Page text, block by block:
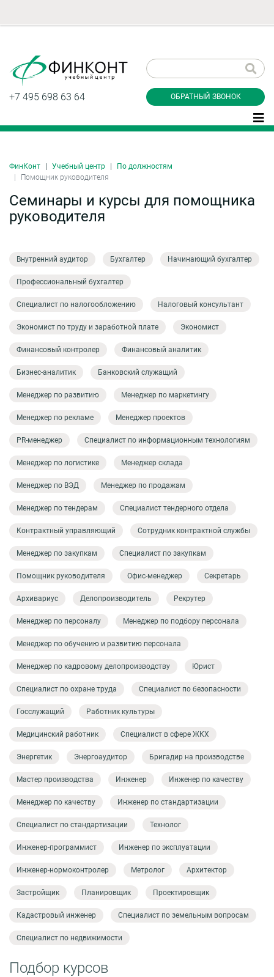
+7 495 698 63 64 ОБРАТНЫЙ ЗВОНОК
ФинКонт Учебный центр
По должностям
Помощник руководителя
Семинары и курсы для помощника
руководителя
Внутренний аудитор Бухгалтер Начинающий бухгалтер
Профессиональный бухгалтер
Специалист по налогообложению Налоговый консультант
Экономист по труду и заработной плате Экономист
Финансовый контролер Финансовый аналитик
Бизнес-аналитик Банковский служащий
Менеджер по развитию Менеджер по маркетингу
Менеджер по рекламе Менеджер проектов
PR-менеджер Специалист по информационным технологиям
Менеджер по логистике Менеджер склада
Менеджер по ВЭД Менеджер по продажам
Менеджер по тендерам Специалист тендерного отдела
Контрактный управляющий Сотрудник контрактной службы
Менеджер по закупкам Специалист по закупкам
Помощник руководителя Офис-менеджер Секретарь
Архивариус Делопроизводитель Рекрутер
Менеджер по персоналу Менеджер по подбору персонала
Менеджер по обучению и развитию персонала
Менеджер по кадровому делопроизводству Юрист
Специалист по охране труда Специалист по безопасности
Госслужащий Работник культуры
Медицинский работник Специалист в сфере ЖКХ
Энергетик Энергоаудитор Бригадир на производстве
Мастер производства Инженер Инженер по качеству
Менеджер по качеству Инженер по стандартизации
Специалист по стандартизации Технолог
Инженер-программист Инженер по эксплуатации
Инженер-нормоконтролер Метролог Архитектор
Застройщик Планировщик Проектировщик
Кадастровый инженер Специалист по земельным вопросам
Специалист по недвижимости
Подбор курсов
звонок
Даю согласие на обработку персональных
данные и соглашаюсь с
конфиденциальности